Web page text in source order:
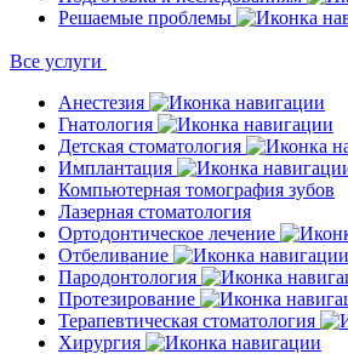
Решаемые проблемы
Все услуги
Анестезия
Гнатология
Детская стоматология
Имплантация
Компьютерная томография зубов
Лазерная стоматология
Ортодонтическое лечение
Отбеливание
Пародонтология
Протезирование
Терапевтическая стоматология
Хирургия